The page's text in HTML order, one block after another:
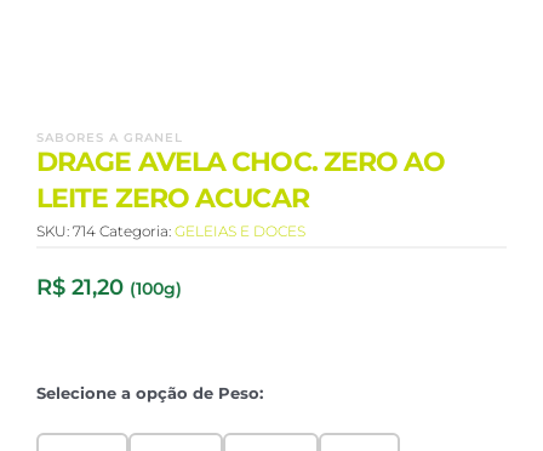
SABORES A GRANEL
DRAGE AVELA CHOC. ZERO AO
LEITE ZERO ACUCAR
SKU: 714 Categoria: GELEIAS E DOCES
R$ 21,20 (100g)
Selecione a opção de Peso: